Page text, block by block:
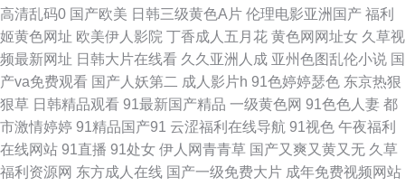
区 午夜福利资源 东京热色ab 一级av91日韩 老司机老湿影院 成人91 91超碰
在线 久操精品视频在线播放 91茄子水蜜桃 欧美极品人兽 AV免费在线观看
蜜桃视频网在线观看 国产第一二三四视频 东方四虎日剧网 91大神爱上黑丝
美女 亚洲最大成人久久 国产网址线路 91黑丝美女大胸被艹 日韩a 超碰97网
高清乱码0 国产欧美 日韩三级黄色A片 伦理电影亚洲国产 福利
姬黄色网址 欧美伊人影院 丁香成人五月花 黄色网网址女 久草视
频最新网址 日韩大片在线看 久久亚洲人成 亚州色图乱伦小说 国
产va免费观看 国产人妖第二 成人影片h 91色婷婷瑟色 东京热狠
狠草 日韩精品观看 91最新国产精品 一级黄色网 91色色人妻 都
市激情婷婷 91精品国产91 云涩福利在线导航 91视色 午夜福利
在线网站 91直播 91处女 伊人网青青草 国产又爽又黄又无 久草
福利资源网 东方成人在线 国产一级免费大片 成年免费视频网站